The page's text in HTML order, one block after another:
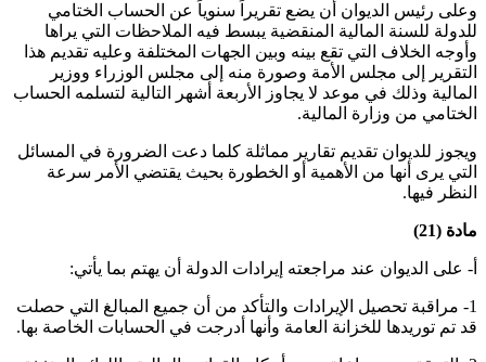
وعلى رئيس الديوان أن يضع تقريراً سنوياً عن الحساب الختامي
للدولة للسنة المالية المنقضية يبسط فيه الملاحظات التي يراها
وأوجه الخلاف التي تقع بينه وبين الجهات المختلفة وعليه تقديم هذا
التقرير إلى مجلس الأمة وصورة منه إلى مجلس الوزراء ووزير
المالية وذلك في موعد لا يجاوز الأربعة أشهر التالية لتسلمه الحساب
الختامي من وزارة المالية.
ويجوز للديوان تقديم تقارير مماثلة كلما دعت الضرورة في المسائل
التي يرى أنها من الأهمية أو الخطورة بحيث يقتضي الأمر سرعة
النظر فيها.
مادة (21)
أ- على الديوان عند مراجعته إيرادات الدولة أن يهتم بما يأتي:
1- مراقبة تحصيل الإيرادات والتأكد من أن جميع المبالغ التي حصلت
قد تم توريدها للخزانة العامة وأنها أدرجت في الحسابات الخاصة بها.